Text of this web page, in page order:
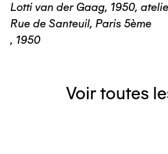
Lotti van der Gaag, 1950,
Rue de Santeuil, Paris 5ème
, 1950
Voir toutes